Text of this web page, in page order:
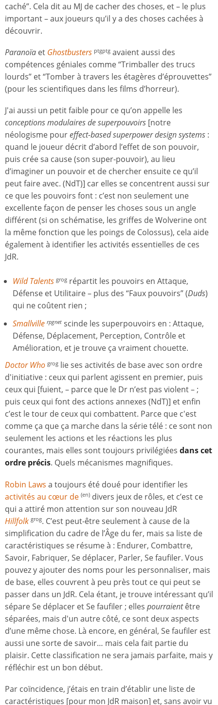
caché”. Cela dit au MJ de cacher des choses, et – le plus
important – aux joueurs qu’il y a des choses cachées à
découvrir.
Paranoïa et Ghostbusters ptgptg avaient aussi des
compétences géniales comme “Trimballer des trucs
lourds” et “Tomber à travers les étagères d’éprouvettes”
(pour les scientifiques dans les films d’horreur).
J'ai aussi un petit faible pour ce qu’on appelle les
conceptions modulaires de superpouvoirs [notre
néologisme poureffect-based superpower design systems :
quand le joueur décrit d’abord l’effet de son pouvoir,
puis crée sa cause (son super-pouvoir), au lieu
d’imaginer un pouvoir et de chercher ensuite ce qu’il
peut faire avec. (NdT)] car elles se concentrent aussi sur
ce que les pouvoirs font : c’est non seulement une
excellente façon de penser les choses sous un angle
différent (si on schématise, les griffes de Wolverine ont
la même fonction que les poings de Colossus), cela aide
également à identifier les activités essentielles de ces
JdR.
Wild Talents grog répartit les pouvoirs en Attaque,
Défense et Utilitaire – plus des “Faux pouvoirs” (Duds)
qui ne coûtent rien ;
Smallville rpgnet scinde les superpouvoirs en : Attaque,
Défense, Déplacement, Perception, Contrôle et
Amélioration, et je trouve ça vraiment chouette.
Doctor Who grog lie ses activités de base avec son ordre
d'initiative : ceux qui parlent agissent en premier, puis
ceux qui [fuient, – parce que le Dr n’est pas violent – ;
puis ceux qui font des actions annexes (NdT)] et enfin
c’est le tour de ceux qui combattent. Parce que c'est
comme ça que ça marche dans la série télé : ce sont non
seulement les actions et les réactions les plus
courantes, mais elles sont toujours privilégiées dans cet
ordre précis. Quels mécanismes magnifiques.
Robin Laws a toujours été doué pour identifier les
activités au cœur de (en) divers jeux de rôles, et c’est ce
qui a attiré mon attention sur son nouveau JdR
Hillfolk grog. C’est peut-être seulement à cause de la
simplification du cadre de l’Âge du fer, mais sa liste de
caractéristiques se résume à : Endurer, Combattre,
Savoir, Fabriquer, Se déplacer, Parler, Se faufiler. Vous
pouvez y ajouter des noms pour les personnaliser, mais
de base, elles couvrent à peu près tout ce qui peut se
passer dans un JdR. Cela étant, je trouve intéressant qu’il
sépare Se déplacer et Se faufiler ; elles pourraientêtre
séparées, mais d'un autre côté, ce sont deux aspects
d’une même chose. Là encore, en général, Se faufiler est
aussi une sorte de savoir… mais cela fait partie du
plaisir. Cette classification ne sera jamais parfaite, mais y
réfléchir est un bon début.
Par coïncidence, j’étais en train d’établir une liste de
caractéristiques [pour mon JdR maison] et, sans avoir vu